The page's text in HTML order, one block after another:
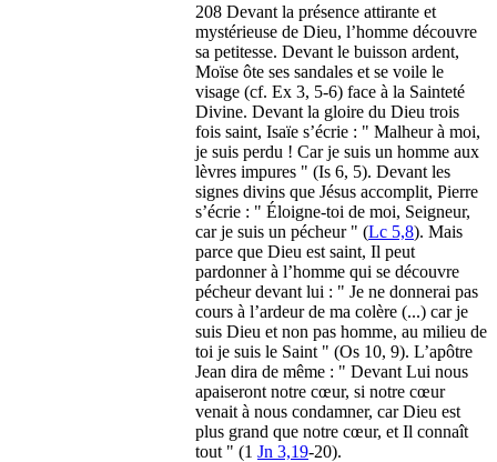
208 Devant la présence attirante et
mystérieuse de Dieu, l’homme découvre
sa petitesse. Devant le buisson ardent,
Moïse ôte ses sandales et se voile le
visage (cf. Ex 3, 5-6) face à la Sainteté
Divine. Devant la gloire du Dieu trois
fois saint, Isaïe s’écrie : " Malheur à moi,
je suis perdu ! Car je suis un homme aux
lèvres impures " (Is 6, 5). Devant les
signes divins que Jésus accomplit, Pierre
s’écrie : " Éloigne-toi de moi, Seigneur,
car je suis un pécheur " (Lc 5,8). Mais
parce que Dieu est saint, Il peut
pardonner à l’homme qui se découvre
pécheur devant lui : " Je ne donnerai pas
cours à l’ardeur de ma colère (...) car je
suis Dieu et non pas homme, au milieu de
toi je suis le Saint " (Os 10, 9). L’apôtre
Jean dira de même : " Devant Lui nous
apaiseront notre cœur, si notre cœur
venait à nous condamner, car Dieu est
plus grand que notre cœur, et Il connaît
tout " (1 Jn 3,19-20).